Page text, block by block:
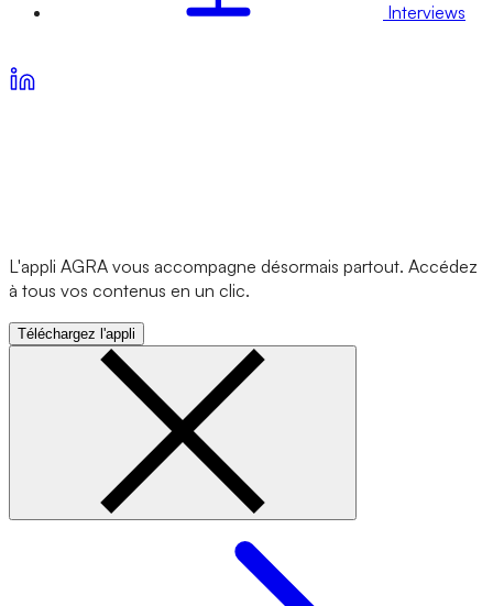
Interviews
L'appli AGRA vous accompagne désormais partout. Accédez
à tous vos contenus en un clic.
Téléchargez l'appli